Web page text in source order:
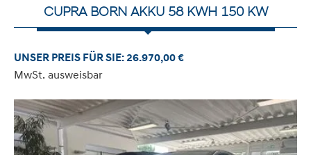
CUPRA BORN AKKU 58 KWH 150 KW
UNSER PREIS FÜR SIE: 26.970,00 €
MwSt. ausweisbar